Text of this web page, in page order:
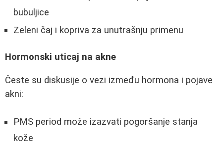
bubuljice
Zeleni čaj i kopriva za unutrašnju primenu
Hormonski uticaj na akne
Česte su diskusije o vezi između hormona i pojave
akni:
PMS period može izazvati pogoršanje stanja
kože